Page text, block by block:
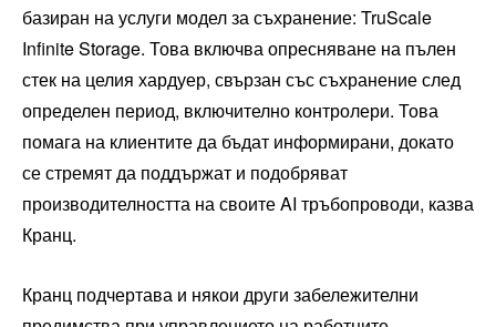
базиран на услуги модел за съхранение: TruScale
Infinite Storage. Това включва опресняване на пълен
стек на целия хардуер, свързан със съхранение след
определен период, включително контролери. Това
помага на клиентите да бъдат информирани, докато
се стремят да поддържат и подобряват
производителността на своите AI тръбопроводи, казва
Кранц.
Кранц подчертава и някои други забележителни